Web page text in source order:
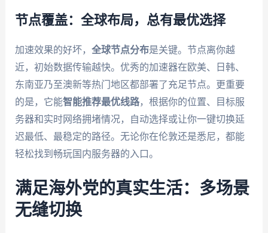
节点覆盖：全球布局，总有最优选择
加速效果的好坏， 全球节点分布是关键。节点离你越
近，初始数据传输越快。优秀的加速器在欧美、日韩、
东南亚乃至澳新等热门地区都部署了充足节点。更重要
的是，它能智能推荐最优线路，根据你的位置、目标服
务器和实时网络拥堵情况，自动选择或让你一键切换延
迟最低、最稳定的路径。无论你在伦敦还是悉尼，都能
轻松找到畅玩国内服务器的入口。
满足海外党的真实生活：多场景
无缝切换